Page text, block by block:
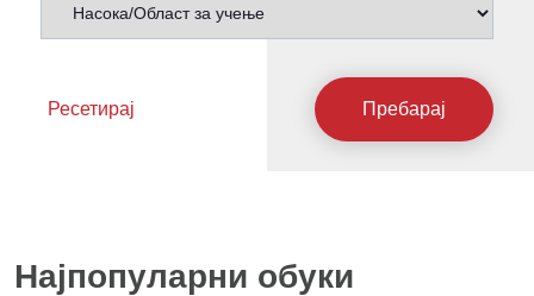
Ресетирај Пребарај
Најпопуларни обуки